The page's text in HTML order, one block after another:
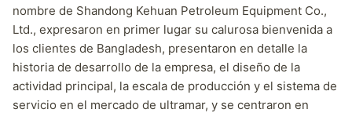
nombre de Shandong Kehuan Petroleum Equipment Co.,
Ltd., expresaron en primer lugar su calurosa bienvenida a
los clientes de Bangladesh, presentaron en detalle la
historia de desarrollo de la empresa, el diseño de la
actividad principal, la escala de producción y el sistema de
servicio en el mercado de ultramar, y se centraron en